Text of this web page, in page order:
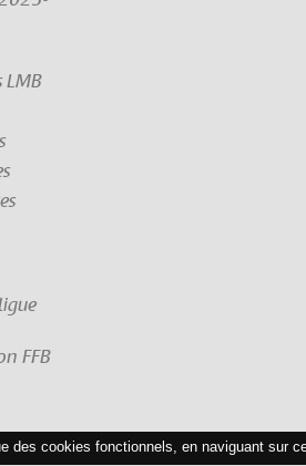
LMB
FFB
des cookies fonctionnels, en naviguant sur